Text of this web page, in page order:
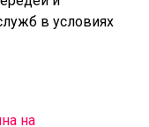
в условиях
на